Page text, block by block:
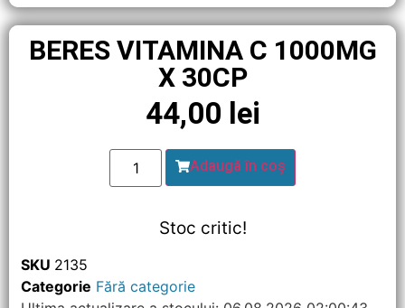
BERES VITAMINA C 1000MG
X 30CP
44,00 lei
Adaugă în coș
Stoc critic!
SKU 2135
Categorie Fără categorie